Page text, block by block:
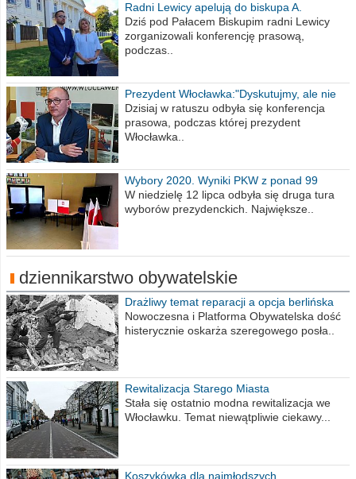
Radni Lewicy apelują do biskupa A.
Wiesława Meringa
Dziś pod Pałacem Biskupim radni Lewicy
zorganizowali konferencję prasową,
podczas..
Prezydent Włocławka:"Dyskutujmy, ale nie
obrażajmy się”
Dzisiaj w ratuszu odbyła się konferencja
prasowa, podczas której prezydent
Włocławka..
Wybory 2020. Wyniki PKW z ponad 99
procent obwodów
W niedzielę 12 lipca odbyła się druga tura
wyborów prezydenckich. Największe..
dziennikarstwo obywatelskie
Drażliwy temat reparacji a opcja berlińska
Nowoczesna i Platforma Obywatelska dość
histerycznie oskarża szeregowego posła..
Rewitalizacja Starego Miasta
Stała się ostatnio modna rewitalizacja we
Włocławku. Temat niewątpliwie ciekawy...
Koszykówka dla najmłodszych